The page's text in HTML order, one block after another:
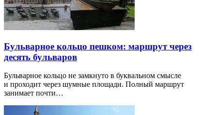
Бульварное кольцо пешком: маршрут через
десять бульваров
Бульварное кольцо не замкнуто в буквальном смысле
и проходит через шумные площади. Полный маршрут
занимает почти…